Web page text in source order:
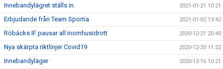
Innebandylägret ställs in. 2021-01-21 10:21
Erbjudande från Team Sportia 2021-01-02 13:42
Röbäcks IF pausar all inomhusidrott 2020-12-21 20:40
Nya skärpta riktlinjer Covid19 2020-12-20 11:22
Innebandyläger 2020-12-16 10:21